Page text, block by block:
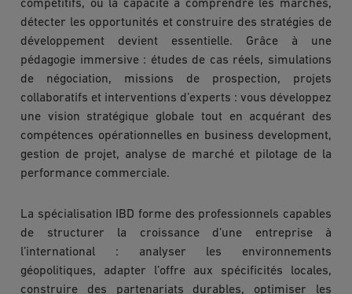
compétitifs, où la capacité à comprendre les marchés,
détecter les opportunités et construire des stratégies de
développement devient essentielle. Grâce à une
pédagogie immersive : études de cas réels, simulations
de négociation, missions de prospection, projets
collaboratifs et interventions d’experts : vous développez
une vision stratégique globale tout en acquérant des
compétences opérationnelles en business development,
gestion de projet, analyse de marché et pilotage de la
performance commerciale.
La spécialisation IBD forme des professionnels capables
de structurer la croissance d’une entreprise à
l’international : analyser les environnements
géopolitiques, adapter l’offre aux spécificités locales,
construire des partenariats durables, optimiser les